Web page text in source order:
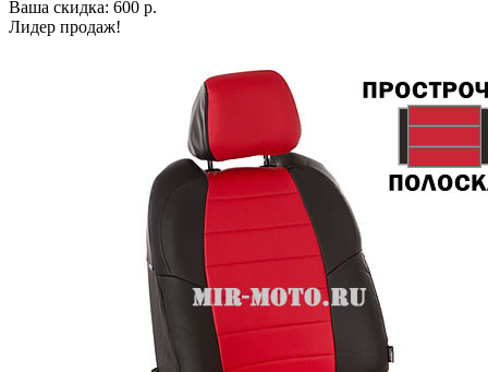
Ваша скидка: 600 р.
Лидер продаж!